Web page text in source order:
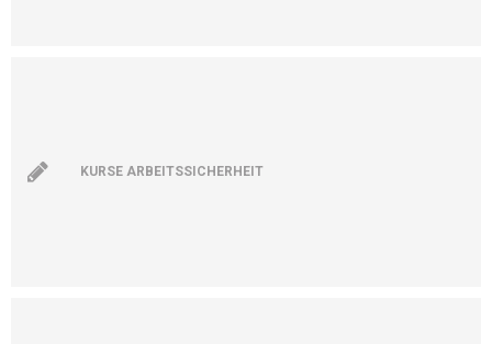
KURSE ARBEITSSICHERHEIT